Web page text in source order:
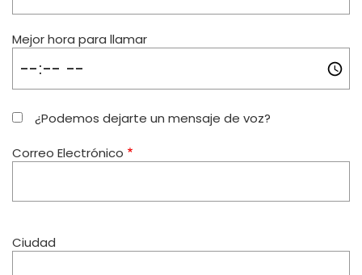
Mejor hora para llamar
¿Podemos dejarte un mensaje de voz?
Correo Electrónico
y
Ciudad